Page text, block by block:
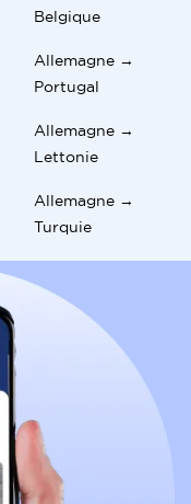
Belgique
Allemagne →
Portugal
Allemagne →
Lettonie
Allemagne →
Turquie